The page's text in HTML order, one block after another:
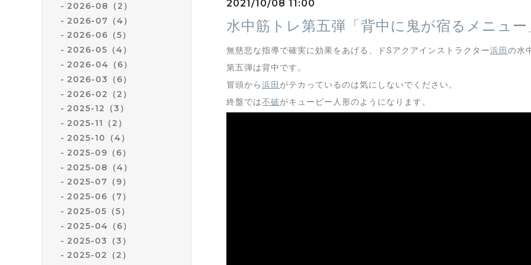
2026-08（2）
2026-07（4）
2026-06（5）
2026-05（4）
2026-04（6）
2026-03（6）
2026-02（2）
2025-12（3）
2025-11（2）
2025-10（4）
2025-09（6）
2025-08（4）
2025-07（9）
2025-06（7）
2025-05（5）
2025-04（6）
2025-03（3）
2025-02（2）
2021/10/08 11:00
水中筋トレ第五弾「背中に鬼が宿るメニュー
無慈悲な指導で確実に効果をあげる、ドSアクアインストラクター浜田の水
第五弾は背中です。
冒頭から浜田 がテカっているのは気にしないでください。
終盤では不破がキューピー人形のようになります。